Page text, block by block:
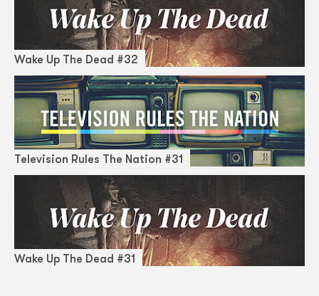
Wake Up The Dead #32
Television Rules The Nation #31
Wake Up The Dead #31